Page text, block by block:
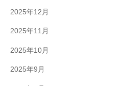
2025年12月
2025年11月
2025年10月
2025年9月